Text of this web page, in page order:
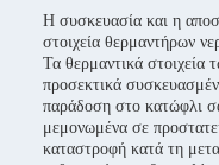
Η συσκευασία και η
στοιχεία θερμαντήρων
Τα θερμαντικά στοιχεία
προσεκτικά
παράδοση στο κατώφλι
μεμονωμένα σε
καταστροφή κατά τη